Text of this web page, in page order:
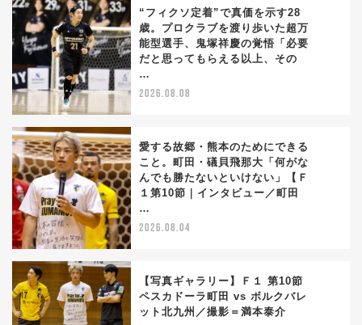
“フィクソ定着”で真価を示す28
歳。プロクラブを渡り歩いた超万
能型選手、鬼塚祥慶の覚悟「必要
だと思ってもらえる以上、その
…
2026.08.08
愛する故郷・熊本のためにできる
こと。町田・礒貝飛那大「何がな
んでも勝たないといけない」【Ｆ
１第10節｜インタビュー／町田
…
2026.08.04
【写真ギャラリー】Ｆ１ 第10節
ペスカドーラ町田 vs ボルクバレ
ット北九州／撮影＝満本泰介